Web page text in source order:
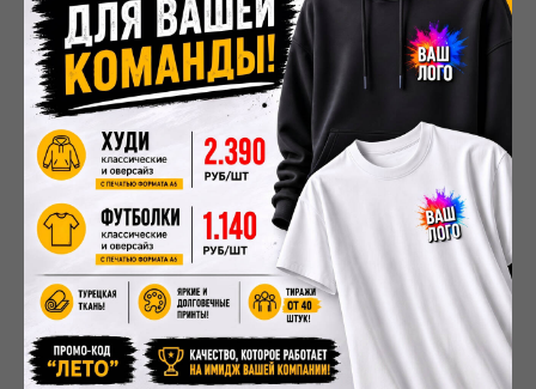
Материал.Для защиты от ветра и холода
лучше всего подходят плотные ткани с
начесом. Например, худи
от Zara (артикул
05431632) имеют теплую и мягкую начесную
ткань внутри из 81% хлопка . Модель FHM
Wave Zip выполнена из смеси 65% хлопка и
35% полиэстера , что обеспечивает баланс
комфорта и износостойкости.
Регулировка. Наличие качественных
шнурков-кулисок с прочными
наконечниками — обязательное условие.
Они позволяют настроить посадку
капюшона по лицу.
Фурнитура.
Если капюшон застегивается,